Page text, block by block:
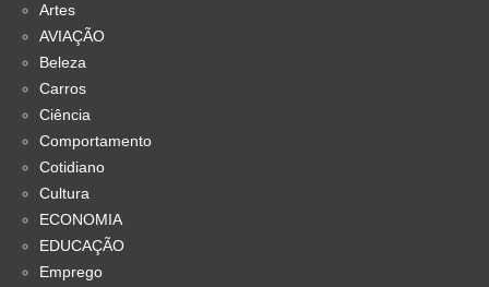
Artes
AVIAÇÃO
Beleza
Carros
Ciência
Comportamento
Cotidiano
Cultura
ECONOMIA
EDUCAÇÃO
Emprego